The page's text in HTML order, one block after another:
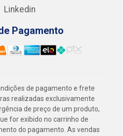
Linkedin
Pagamento
de pagamento e frete
realizadas exclusivamente
de preço de um produto,
for exibido no carrinho de
do pagamento. As vendas